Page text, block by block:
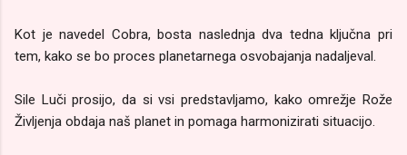
Kot je navedel Cobra, bosta naslednja dva tedna ključna pri
tem, kako se bo proces planetarnega osvobajanja nadaljeval.
Sile Luči prosijo, da si vsi predstavljamo, kako omrežje Rože
Življenja obdaja naš planet in pomaga harmonizirati situacijo.